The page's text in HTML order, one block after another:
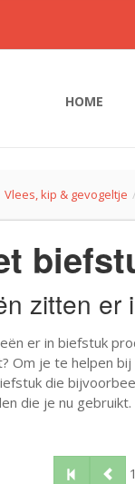
HOME
Vlees, kip & gevogeltje
zitten er
er in biefstuk
Om je te helpen
die
die je nu